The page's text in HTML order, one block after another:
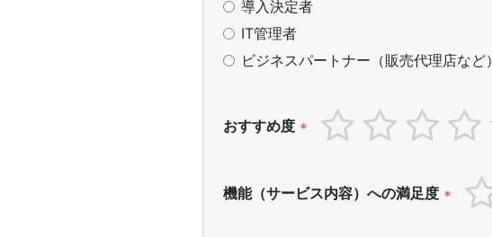
導入決定者
IT管理者
ビジネスパートナー（販売代理店など）
おすすめ度 *
機能（サービス内容）への満足度 *